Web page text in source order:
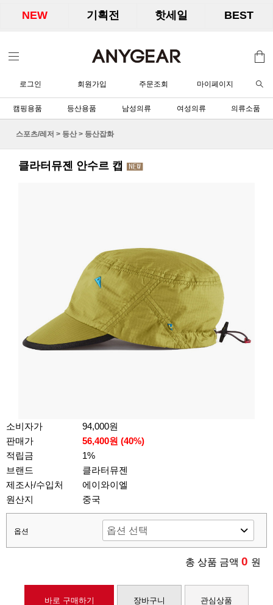
NEW 기획전 핫세일 BEST
로그인 회원가입 주문조회 마이페이지
캠핑용품 등산용품 남성의류 여성의류 의류소품
스포츠/레저 > 등산 > 등산잡화
클라터뮤젠 안수르 캡
소비자가
94,000원
판매가
56,400원 (40%)
적립금
1%
브랜드
클라터뮤젠
제조사/수입처
에이와이엘
원산지
중국
옵션
총 상품 금액 0 원
바로 구매하기 장바구니 관심상품